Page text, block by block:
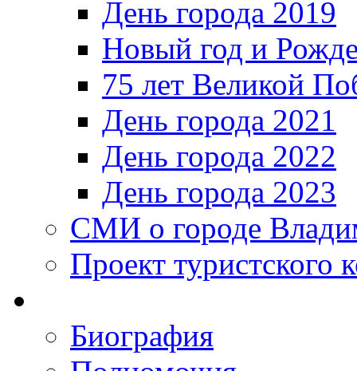
День города 2019
Новый год и
75 лет Великой
День города 2021
День города 2022
День города 2023
СМИ о городе
Проект туристского
Биография